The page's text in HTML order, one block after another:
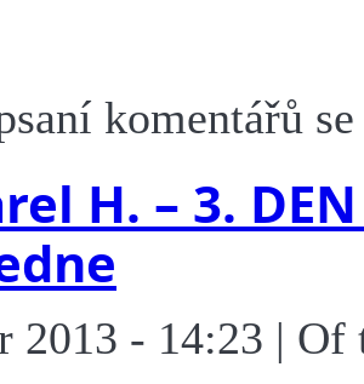
komentářů
H. – 3.
2013 - 14:23 | Of